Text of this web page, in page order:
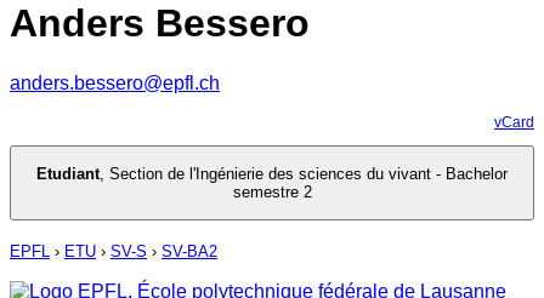
Anders Bessero
anders.bessero@epfl.ch
vCard
Etudiant, Section de l'Ingénierie des sciences du vivant - Bachelor
semestre 2
EPFL › ETU › SV-S › SV-BA2